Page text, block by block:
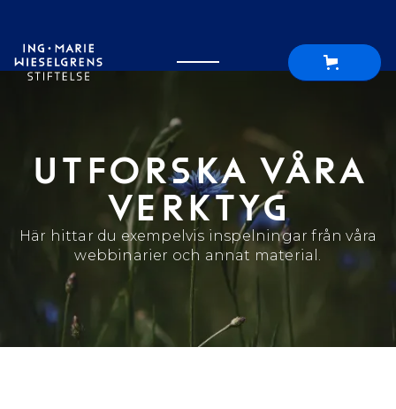
UTFORSKA VÅRA
VERKTYG
Här hittar du exempelvis inspelningar från våra
webbinarier och annat material.